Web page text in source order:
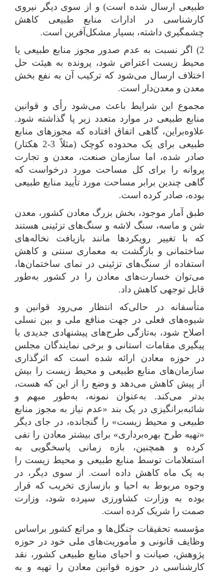
طبیعی ارسال شده است) و از سوی دیگر نیروی
کارشناسی در ادارات منابع طبیعی کاهش
چشمگیری داشته، بسیار مشکل‌آفرین است.
2) اگر نسبت به عدم صدور مجوز منابع طبیعی یا
محیط زیست اعتراض شود، پرونده به هیئت حل
اختلاف ارسال می‌شود که ترکیب آن به نفع بخش
معدن و معدن‌دار است.
مجموع این شرایط باعث می‌شود رأی و قوانین
منابع طبیعی در موارد متعدد زیر پا گذاشته شود.
علاوه‌براین، گاهی اتفاق افتاده که مجوزهای منابع
طبیعی برای یک محدوده کوچک (مثلاً 3-2 هکتار)
صادر شده، اما سازمان صنعت، معدن و تجارت
پروانه را برای کل مساحت مورد درخواست که
گاهی چندین برابر مساحت مورد تأیید منابع طبیعی
بوده، صادر کرده است.
طبق آمار موجود، بخش بزرگ معادن کشور، معدن
شن و ماسه، سنگ لاشه و سنگ‌های تزئینی هستند
که با تغییر رویکردها مانند بازیافت نخاله‌های
ساختمانی و بازگشت به معماری سنتی و کاهش
استفاده از سنگ‌های تزئینی در نمای ساختمان‌ها،
می‌توان خسارت‌های معادن را در کشور به‌طور
قابل توجهی کاهش داد.
متأسفانه در حالی‌که انتظار می‌رود قوانین و
شیوه‌های فعلی در جهت منافع ملی و بین نسلی
اصلاح شود، به‌تازگی طرح‌های پیشنهادی جدیدی با
پیگیری مقامات استانی و برخی نمایندگان مجلس
در حوزه معادن ارائه شده است که اثرگذاری
سازمان‌های منابع طبیعی و محیط زیست را بیش
از پیش کاهش می‌دهد و وضع را از این که هست،
بدتر می‌کند. به‌عنوان نمونه، به‌طور مبهم و
شائبه‌برانگیزی در یک بند «عدم نیاز به مجوز منابع
طبیعی و محیط زیست» را گنجانده، در جای دیگر
«تهیه طرح بهره‌برداری» برای بیشتر معادن را نفی
کرده و همچنین، بازه زمانی پاسخگویی به
استعلامات توسط منابع طبیعی و محیط زیست را
به یک ماه کاهش داده است. از سوی دیگر، در
وجوه مربوط به احیا و بازسازی تخریب که قرار
بوده به وزارت کشاورزی سپرده شود، وزارت
صمت را شریک کرده است.
مؤسسه تحقیقات جنگل‌ها و مراتع کشور براساس
وظایف قانونی و مأموریتهای ملی خود در حوزه
پژوهش، صیانت و احیای منابع طبیعی کشور، نقد
کارشناسی در حوزه قوانین معادن را تهیه و به